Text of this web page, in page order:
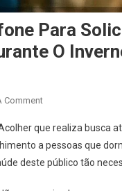
Para
O
CommentOn
Disponibiliza
Telefone
Para
que realiza busca
a pessoas que
deste público tão